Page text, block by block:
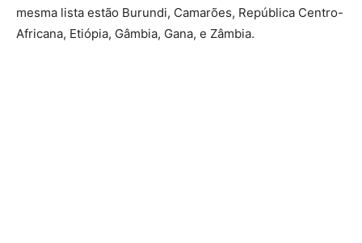
mesma lista estão Burundi, Camarões, República Centro-
Africana, Etiópia, Gâmbia, Gana, e Zâmbia.